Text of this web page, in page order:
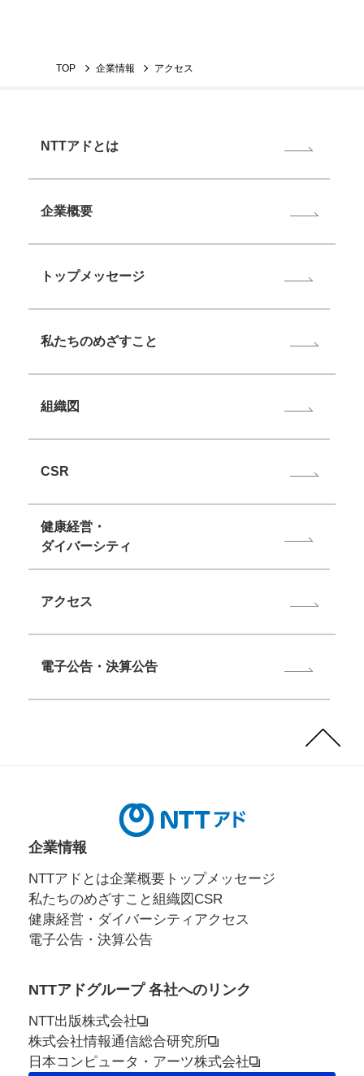
TOP 企業情報 アクセス
NTTアドとは
企業概要
トップメッセージ
私たちのめざすこと
組織図
CSR
健康経営・
ダイバーシティ
アクセス
電子公告・決算公告
企業情報
NTTアドとは企業概要トップメッセージ
私たちのめざすこと組織図 CSR
健康経営・ダイバーシティ アクセス
電子公告・決算公告
NTTアドグループ 各社へのリンク
NTT出版株式会社
株式会社情報通信総合研究所
日本コンピュータ・アーツ株式会社